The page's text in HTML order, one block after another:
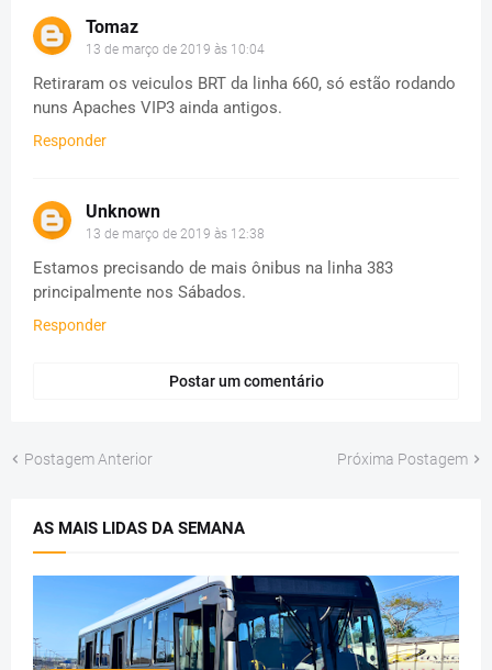
Tomaz
13 de março de 2019 às 10:04
Retiraram os veiculos BRT da linha 660, só estão rodando
nuns Apaches VIP3 ainda antigos.
Responder
Unknown
13 de março de 2019 às 12:38
Estamos precisando de mais ônibus na linha 383
principalmente nos Sábados.
Responder
Postar um comentário
Postagem Anterior Próxima Postagem
AS MAIS LIDAS DA SEMANA